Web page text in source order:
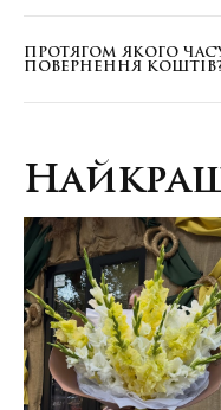
ПРОТЯГОМ ЯКОГО
ПОВЕРНЕННЯ